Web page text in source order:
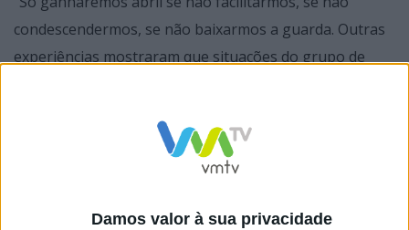
Damos valor à sua privacidade
condescendermos, se não baixarmos a guarda. Outras
experiências mostraram que situações do grupo de
Rebelo de Sousa, numa comunicação ao país, a partir
do Palácio de Belém, em Lisboa.